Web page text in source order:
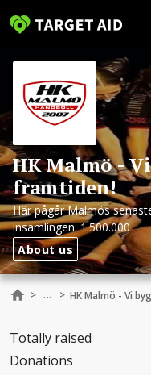
HK Malmö -
framtiden!
Här pågår Malmös
insamlingen: 1.500.000
About us
> ... > HK Malmö - Vi
Totally raised
Donations